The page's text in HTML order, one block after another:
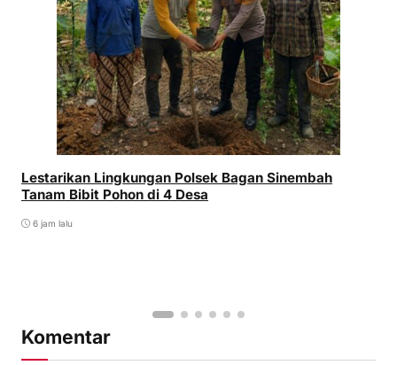
Lestarikan Lingkungan Polsek Bagan Sinembah
Tanam Bibit Pohon di 4 Desa
6 jam lalu
Komentar